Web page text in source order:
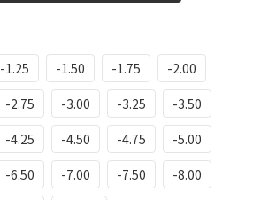
-1.25 -1.50 -1.75
-2.00
-2.75 -3.00 -3.25
-3.50
-4.25 -4.50 -4.75
-5.00
-6.50 -7.00 -7.50
-8.00